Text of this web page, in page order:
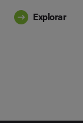
Explorar